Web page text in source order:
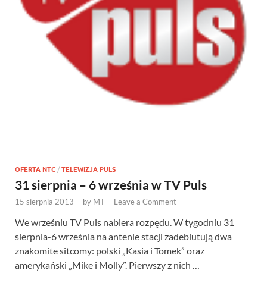
OFERTA NTC / TELEWIZJA PULS
31 sierpnia – 6 września w TV Puls
15 sierpnia 2013 - by MT - Leave a Comment
We wrześniu TV Puls nabiera rozpędu. W tygodniu 31
sierpnia-6 września na antenie stacji zadebiutują dwa
znakomite sitcomy: polski „Kasia i Tomek” oraz
amerykański „Mike i Molly”. Pierwszy z nich …